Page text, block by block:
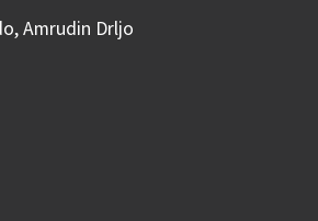
Amrudin Drljo